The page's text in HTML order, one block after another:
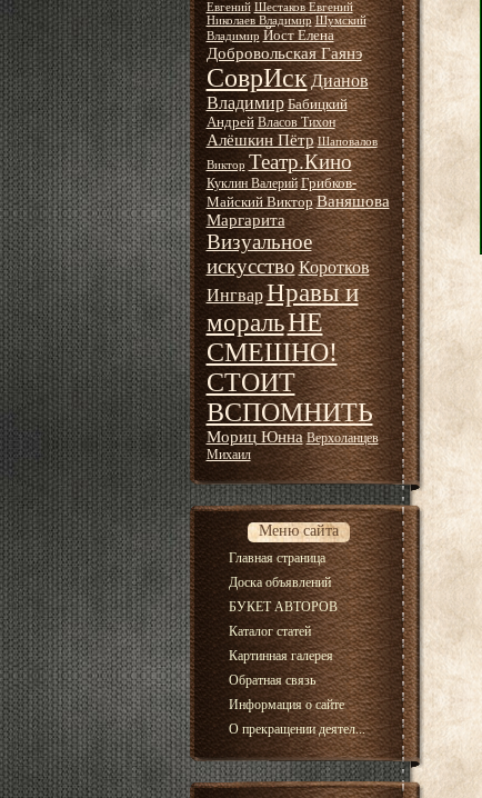
Евгений Шестаков Евгений
Николаев Владимир Шумский
Владимир Йост Елена
Добровольская Гаянэ
СоврИскДианов
Владимир Бабицкий
Андрей Власов Тихон
Алёшкин Пётр Шаповалов
Виктор Театр.Кино
Куклин Валерий Грибков-
Майский Виктор Ваняшова
Маргарита
Визуальное
искусствоКоротков
ИнгварНравы и
моральНЕ
СМЕШНО!
СТОИТ
ВСПОМНИТЬ
Мориц Юнна Верхоланцев
Михаил
Меню сайта
Главная страница
Доска объявлений
БУКЕТ АВТОРОВ
Каталог статей
Картинная галерея
Обратная связь
Информация о сайте
О прекращении деятел...